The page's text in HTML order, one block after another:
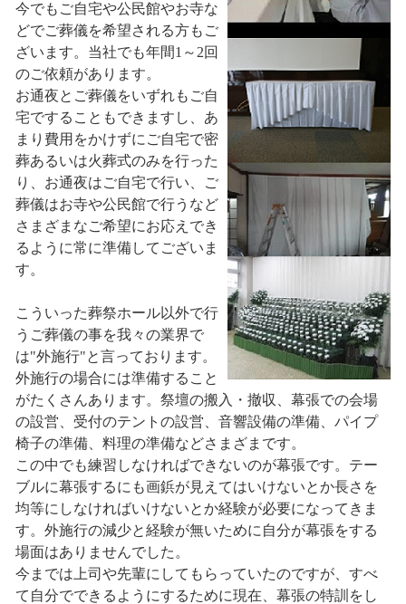
今でもご自宅や公民館やお寺な
どでご葬儀を希望される方もご
ざいます。当社でも年間1～2回
のご依頼があります。
お通夜とご葬儀をいずれもご自
宅ですることもできますし、あ
まり費用をかけずにご自宅で密
葬あるいは火葬式のみを行った
り、お通夜はご自宅で行い、ご
葬儀はお寺や公民館で行うなど
さまざまなご希望にお応えでき
るように常に準備してございま
す。
こういった葬祭ホール以外で行
うご葬儀の事を我々の業界で
は"外施行"と言っております。
外施行の場合には準備すること
がたくさんあります。祭壇の搬入・撤収、幕張での会場
の設営、受付のテントの設営、音響設備の準備、パイプ
椅子の準備、料理の準備などさまざまです。
この中でも練習しなければできないのが幕張です。テー
ブルに幕張するにも画鋲が見えてはいけないとか長さを
均等にしなければいけないとか経験が必要になってきま
す。外施行の減少と経験が無いために自分が幕張をする
場面はありませんでした。
今までは上司や先輩にしてもらっていたのですが、すべ
て自分でできるようにするために現在、幕張の特訓をし